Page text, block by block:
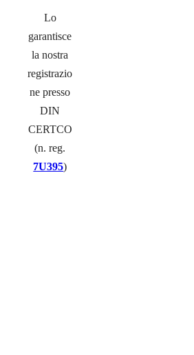
Lo
garantisce
la nostra
registrazio
ne presso
DIN
CERTCO
(n. reg.
7U395)